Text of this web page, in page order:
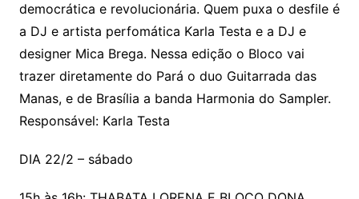
democrática e revolucionária. Quem puxa o desfile é
a DJ e artista perfomática Karla Testa e a DJ e
designer Mica Brega. Nessa edição o Bloco vai
trazer diretamente do Pará o duo Guitarrada das
Manas, e de Brasília a banda Harmonia do Sampler.
Responsável: Karla Testa
DIA 22/2 – sábado